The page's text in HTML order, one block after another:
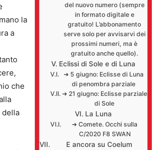
del nuovo numero (sempre
in formato digitale e
gratuito! L’abbonamento
serve solo per avvisarvi dei
prossimi numeri, ma è
gratuito anche quello).
Eclissi di Sole e di Luna
➜ 5 giugno: Eclisse di Luna
di penombra parziale
➜ 21 giugno: Eclisse parziale
di Sole
La Luna
➜ Comete. Occhi sulla
C/2020 F8 SWAN
E ancora su Coelum
la
a
che
della